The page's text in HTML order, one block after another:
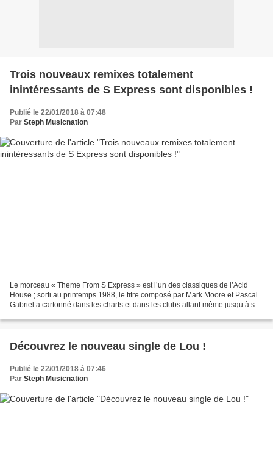
Trois nouveaux remixes totalement
inintéressants de S Express sont disponibles !
Publié le 22/01/2018 à 07:48
Par Steph Musicnation
Le morceau « Theme From S Express » est l’un des classiques de l’Acid
House ; sorti au printemps 1988, le titre composé par Mark Moore et Pascal
Gabriel a cartonné dans les charts et dans les clubs allant même jusqu’à se
Découvrez le nouveau single de Lou !
Publié le 22/01/2018 à 07:46
Par Steph Musicnation